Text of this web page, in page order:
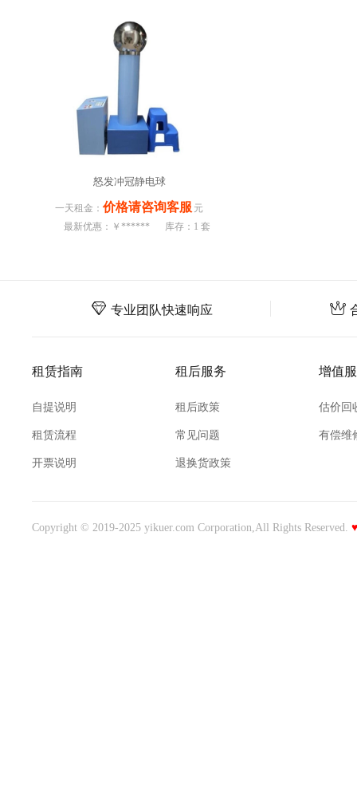
怒发冲冠静电球
一天租金： 价格请咨询客服 元
库存：1 套
最新优惠：￥******
专业团队快速响应
租赁指南
自提说明
租赁流程
开票说明
租后服务
租后政策
常见问题
退换货政策
增值
估价回
有偿维
Copyright © 2019-2025 yikuer.com Corporation,All Rights Reserved. ♥